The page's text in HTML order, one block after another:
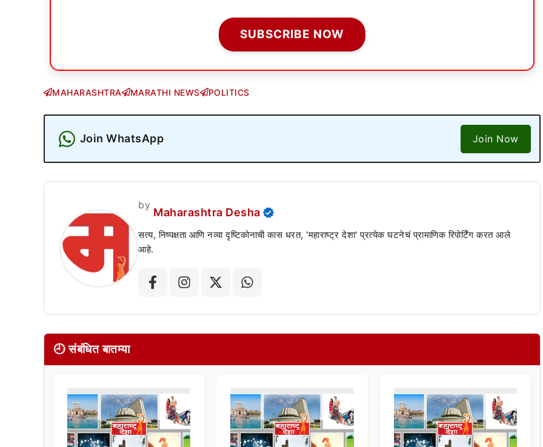
SUBSCRIBE NOW
MAHARASHTRA MARATHI NEWS POLITICS
Join WhatsApp Join Now
by
Maharashtra Desha
सत्य, निष्पक्षता आणि नव्या दृष्टिकोनाची कास धरत, 'महाराष्ट्र देशा' प्रत्येक घटनेचं प्रामाणिक रिपोर्टिंग करत आले
आहे.
🕘 संबंधित बातम्या